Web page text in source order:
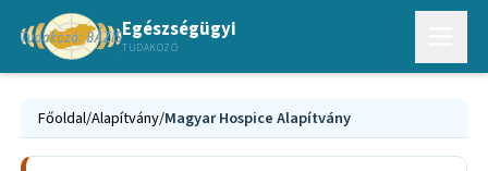
Egészségügyi
TUDAKOZÓ
Főoldal/Alapítvány/Magyar Hospice Alapítvány